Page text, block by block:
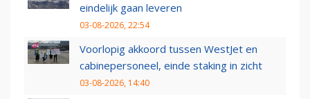
eindelijk gaan leveren
03-08-2026, 22:54
Voorlopig akkoord tussen WestJet en
cabinepersoneel, einde staking in zicht
03-08-2026, 14:40